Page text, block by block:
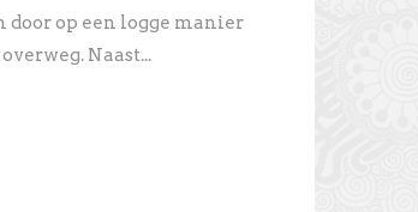
door op een logge manier
Naast...